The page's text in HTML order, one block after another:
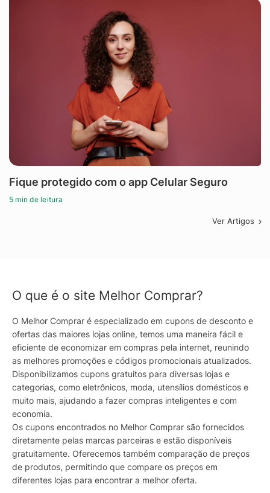
Fique protegido com o app Celular Seguro
5 min de leitura
Ver Artigos
O que é o site Melhor Comprar?
O Melhor Comprar é especializado em cupons de desconto e
ofertas das maiores lojas online, temos uma maneira fácil e
eficiente de economizar em compras pela internet, reunindo
as melhores promoções e códigos promocionais atualizados.
Disponibilizamos cupons gratuitos para diversas lojas e
categorias, como eletrônicos, moda, utensílios domésticos e
muito mais, ajudando a fazer compras inteligentes e com
economia.
Os cupons encontrados no Melhor Comprar são fornecidos
diretamente pelas marcas parceiras e estão disponíveis
gratuitamente. Oferecemos também comparação de preços
de produtos, permitindo que compare os preços em
diferentes lojas para encontrar a melhor oferta.